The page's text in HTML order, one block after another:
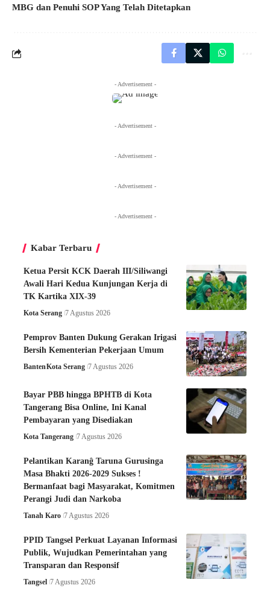
MBG dan Penuhi SOP Yang Telah Ditetapkan
- Advertisement -
- Advertisement -
- Advertisement -
- Advertisement -
- Advertisement -
Kabar Terbaru
Ketua Persit KCK Daerah III/Siliwangi
Awali Hari Kedua Kunjungan Kerja di
TK Kartika XIX-39
Kota Serang 7 Agustus 2026
Pemprov Banten Dukung Gerakan Irigasi
Bersih Kementerian Pekerjaan Umum
BantenKota Serang 7 Agustus 2026
Bayar PBB hingga BPHTB di Kota
Tangerang Bisa Online, Ini Kanal
Pembayaran yang Disediakan
Kota Tangerang 7 Agustus 2026
Pelantikan Karanĝ Taruna Gurusinga
Masa Bhakti 2026-2029 Sukses !
Bermanfaat bagi Masyarakat, Komitmen
Perangi Judi dan Narkoba
Tanah Karo 7 Agustus 2026
PPID Tangsel Perkuat Layanan Informasi
Publik, Wujudkan Pemerintahan yang
Transparan dan Responsif
Tangsel 7 Agustus 2026